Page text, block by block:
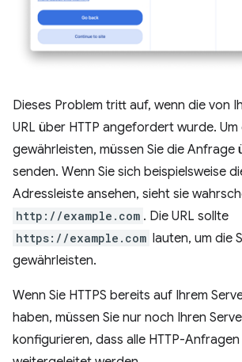
Dieses Problem tritt auf, wenn die von
URL über HTTP angefordert wurde. Um
gewährleisten, müssen Sie die Anfrage
senden. Wenn Sie sich beispielsweise
Adressleiste ansehen, sieht sie
http://example.com . Die URL sollte
https://example.com lauten, um die
gewährleisten.
Wenn Sie HTTPS bereits auf Ihrem
haben, müssen Sie nur noch Ihren
konfigurieren, dass alle HTTP-Anfragen